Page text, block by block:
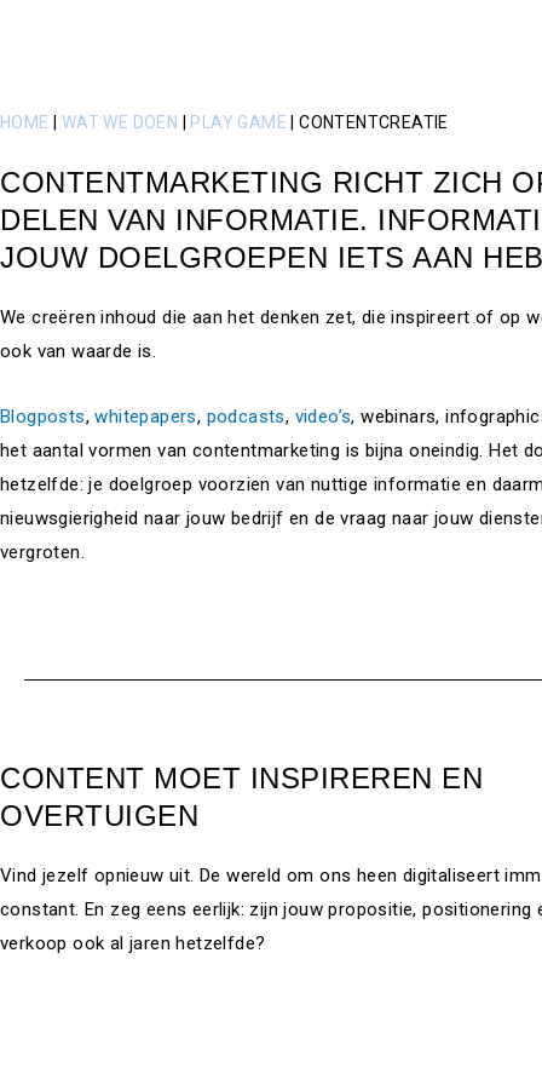
HOME WAT WE DOEN PLAY GAME |CONTENTCREATIE
CONTENTMARKETING RICHT ZICH
DELEN VAN INFORMATIE.
JOUW DOELGROEPEN IETS AAN
We creëren inhoud die aan het denken zet, die inspireert of op
ook van waarde is.
Blogposts,whitepapers, podcasts, video’s, webinars,
het aantal vormen van contentmarketing is bijna oneindig. Het
hetzelfde: je doelgroep voorzien van nuttige informatie en
nieuwsgierigheid naar jouw bedrijf en de vraag naar jouw
vergroten.
CONTENT MOET INSPIREREN EN
OVERTUIGEN
Vind jezelf opnieuw uit. De wereld om ons heen digitaliseert
constant. En zeg eens eerlijk: zijn jouw propositie, positionering
verkoop ook al jaren hetzelfde?